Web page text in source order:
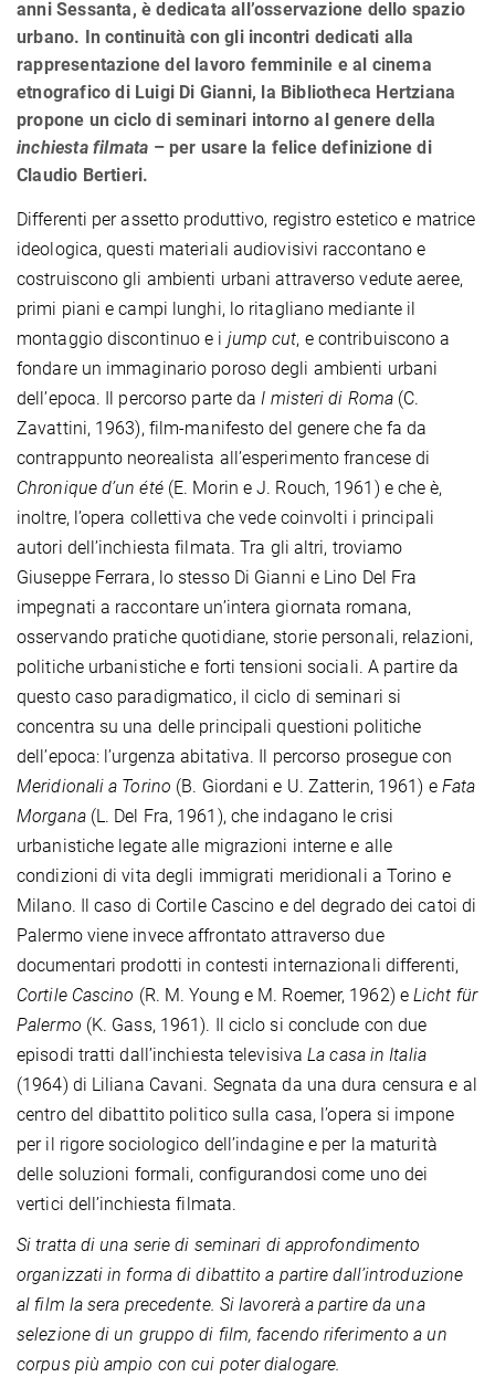
anni Sessanta, è dedicata all’osservazione dello spazio
urbano. In continuità con gli incontri dedicati alla
rappresentazione del lavoro femminile e al cinema
etnografico di Luigi Di Gianni, la Bibliotheca Hertziana
propone un ciclo di seminari intorno al genere della
inchiesta filmata – per usare la felice definizione di
Claudio Bertieri.
Differenti per assetto produttivo, registro estetico e matrice
ideologica, questi materiali audiovisivi raccontano e
costruiscono gli ambienti urbani attraverso vedute aeree,
primi piani e campi lunghi, lo ritagliano mediante il
montaggio discontinuo e i jump cut, e contribuiscono a
fondare un immaginario poroso degli ambienti urbani
dell’epoca. Il percorso parte daI misteri di Roma (C.
Zavattini, 1963), film-manifesto del genere che fa da
contrappunto neorealista all’esperimento francese di
Chronique d’un été(E. Morin e J. Rouch, 1961) e che è,
inoltre, l’opera collettiva che vede coinvolti i principali
autori dell’inchiesta filmata. Tra gli altri, troviamo
Giuseppe Ferrara, lo stesso Di Gianni e Lino Del Fra
impegnati a raccontare un’intera giornata romana,
osservando pratiche quotidiane, storie personali, relazioni,
politiche urbanistiche e forti tensioni sociali. A partire da
questo caso paradigmatico, il ciclo di seminari si
concentra su una delle principali questioni politiche
dell’epoca: l’urgenza abitativa. Il percorso prosegue con
Meridionali a Torino (B. Giordani e U. Zatterin, 1961) e Fata
Morgana(L. Del Fra, 1961), che indagano le crisi
urbanistiche legate alle migrazioni interne e alle
condizioni di vita degli immigrati meridionali a Torino e
Milano. Il caso di Cortile Cascino e del degrado dei catoi di
Palermo viene invece affrontato attraverso due
documentari prodotti in contesti internazionali differenti,
Cortile Cascino (R. M. Young e M. Roemer, 1962) e Licht für
Palermo (K. Gass, 1961). Il ciclo si conclude con due
episodi tratti dall’inchiesta televisivaLa casa in Italia
(1964) di Liliana Cavani. Segnata da una dura censura e al
centro del dibattito politico sulla casa, l’opera si impone
per il rigore sociologico dell’indagine e per la maturità
delle soluzioni formali, configurandosi come uno dei
vertici dell’inchiesta filmata.
Si tratta di una serie di seminari di approfondimento
organizzati in forma di dibattito a partire dall’introduzione
al film la sera precedente. Si lavorerà a partire da una
selezione di un gruppo di film, facendo riferimento a un
corpus più ampio con cui poter dialogare.